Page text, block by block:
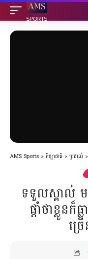
AMS Sports > កីឡាជាតិ > ប្រដាល់ >
ទទួលស្គាល់ ម
ផ្ដាំថាខ្លួនក៏
ច្រ